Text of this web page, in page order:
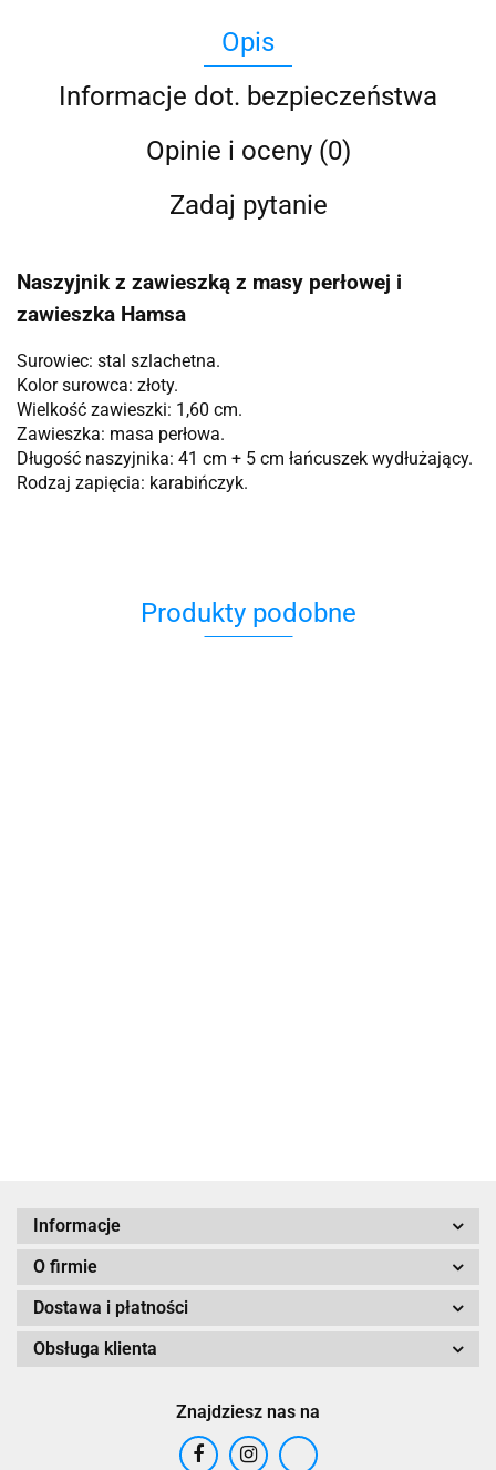
Opis
Informacje dot. bezpieczeństwa
Opinie i oceny (0)
Zadaj pytanie
Naszyjnik z zawieszką z masy perłowej i
zawieszka Hamsa
Surowiec: stal szlachetna.
Kolor surowca: złoty.
Wielkość zawieszki: 1,60 cm.
Zawieszka: masa perłowa.
Długość naszyjnika: 41 cm + 5 cm łańcuszek wydłużający.
Rodzaj zapięcia: karabińczyk.
Produkty podobne
Informacje
O firmie
Dostawa i płatności
Obsługa klienta
Znajdziesz nas na